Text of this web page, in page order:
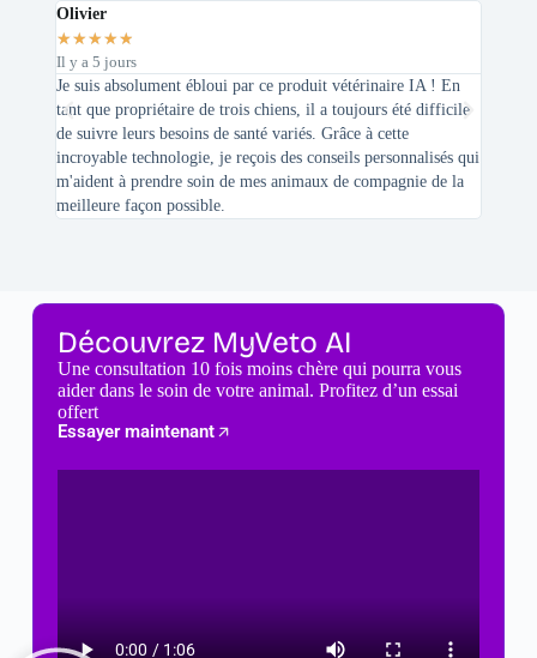
Olivier
★★★★★
Il y a 5 jours
Je suis absolument ébloui par ce produit vétérinaire IA ! En
tant que propriétaire de trois chiens, il a toujours été difficile
de suivre leurs besoins de santé variés. Grâce à cette
incroyable technologie, je reçois des conseils personnalisés qui
m'aident à prendre soin de mes animaux de compagnie de la
meilleure façon possible.
Découvrez MyVeto AI
Une consultation 10 fois moins chère qui pourra vous
aider dans le soin de votre animal. Profitez d’un essai
offert
Essayer maintenant